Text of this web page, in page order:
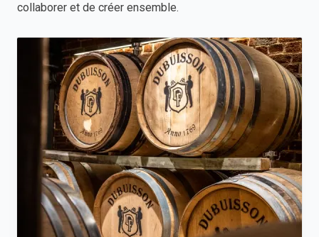
collaborer et de créer ensemble.